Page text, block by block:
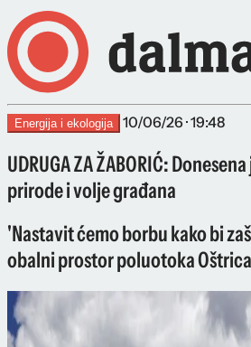
Energija i ekologija 10/06/26 · 19:48
UDRUGA ZA ŽABORIĆ:
prirode i volje građana
'Nastavit ćemo borbu kako bi
obalni prostor poluotoka